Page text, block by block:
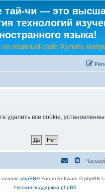
тай-чи — это
технологий
языка!
главный сайт. Купить
удалить все cookie,
основе phpBB® Forum Software © phpBB
Русская поддержка phpBB